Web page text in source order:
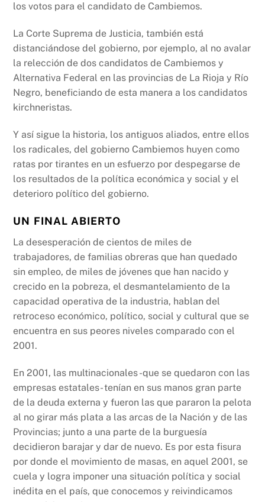
los votos para el candidato de Cambiemos.
La Corte Suprema de Justicia, también está
distanciándose del gobierno, por ejemplo, al no avalar
la relección de dos candidatos de Cambiemos y
Alternativa Federal en las provincias de La Rioja y Río
Negro, beneficiando de esta manera a los candidatos
kirchneristas.
Y así sigue la historia, los antiguos aliados, entre ellos
los radicales, del gobierno Cambiemos huyen como
ratas por tirantes en un esfuerzo por despegarse de
los resultados de la política económica y social y el
deterioro político del gobierno.
UN FINAL ABIERTO
La desesperación de cientos de miles de
trabajadores, de familias obreras que han quedado
sin empleo, de miles de jóvenes que han nacido y
crecido en la pobreza, el desmantelamiento de la
capacidad operativa de la industria, hablan del
retroceso económico, político, social y cultural que se
encuentra en sus peores niveles comparado con el
2001.
En 2001, las multinacionales -que se quedaron con las
empresas estatales- tenían en sus manos gran parte
de la deuda externa y fueron las que pararon la pelota
al no girar más plata a las arcas de la Nación y de las
Provincias; junto a una parte de la burguesía
decidieron barajar y dar de nuevo. Es por esta fisura
por donde el movimiento de masas, en aquel 2001, se
cuela y logra imponer una situación política y social
inédita en el país, que conocemos y reivindicamos